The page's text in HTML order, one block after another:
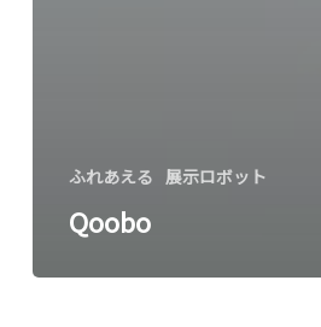
ふれあえる 展示ロボット
Qoobo